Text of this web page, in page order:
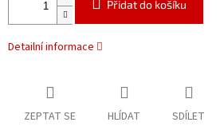
Přidat do košíku
Detailní informace
ZEPTAT SE HLÍDAT SDÍLET